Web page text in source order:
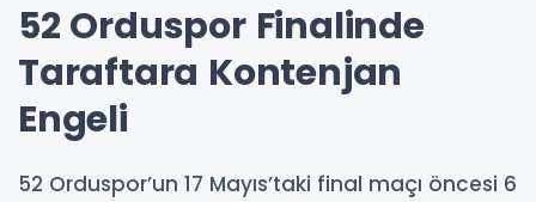
52 Orduspor Finalinde
Taraftara Kontenjan
Engeli
52 Orduspor’un 17 Mayıs’taki final maçı öncesi 6